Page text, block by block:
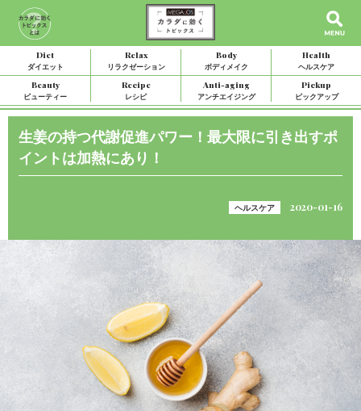
Diet
ダイエット
Relax
リラクゼーション
Body
ボディメイク
Health
ヘルスケア
Beauty
ビューティー
Recipe
レシピ
Anti-aging
アンチエイジング
Pickup
ピックアップ
生姜の持つ代謝促進パワー！最大限に引き出すポ
イントは加熱にあり！
ヘルスケア 2020-01-16